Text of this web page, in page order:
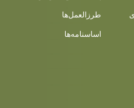
طرزالعمل‌ها
اساسنامه‌ها